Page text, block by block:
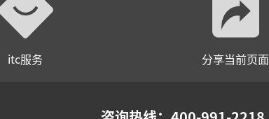
itc服务 分享当前页面